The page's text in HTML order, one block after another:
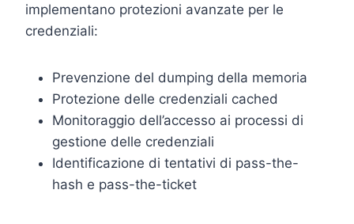
implementano protezioni avanzate per le
credenziali:
Prevenzione del dumping della memoria
Protezione delle credenziali cached
Monitoraggio dell’accesso ai processi di
gestione delle credenziali
Identificazione di tentativi di pass-the-
hash e pass-the-ticket